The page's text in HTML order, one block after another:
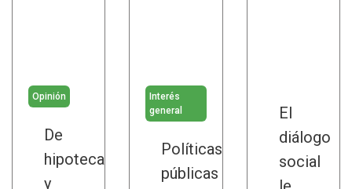
Opinión
De
hipotecas
y
Interés
general
Políticas
públicas
El
diálogo
social